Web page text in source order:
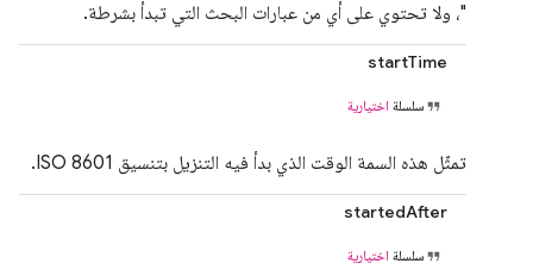
"، ولا تحتوي على أي من عبارات البحث التي تبدأ بشرطة.
startTime
سلسلة اختيارية
تمثّل هذه السمة الوقت الذي بدأ فيه التنزيل بتنسيق ISO 8601.
startedAfter
سلسلة اختيارية